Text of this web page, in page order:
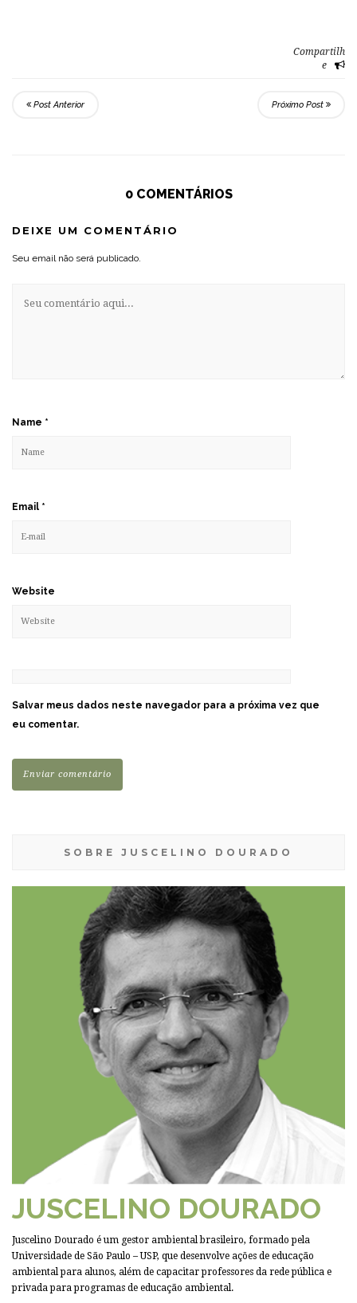
Compartilh
e
Post Anterior Próximo Post
0 COMENTÁRIOS
DEIXE UM COMENTÁRIO
Seu email não será publicado.
Name *
Email *
Website
Salvar meus dados neste navegador para a próxima vez que
eu comentar.
SOBRE JUSCELINO DOURADO
JUSCELINO DOURADO
Juscelino Dourado é um gestor ambiental brasileiro, formado pela
Universidade de São Paulo – USP, que desenvolve ações de educação
ambiental para alunos, além de capacitar professores da rede pública e
privada para programas de educação ambiental.